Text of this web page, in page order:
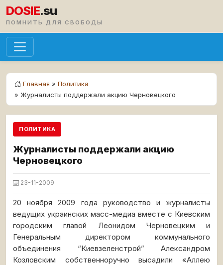
DOSIE.su
ПОМНИТЬ ДЛЯ СВОБОДЫ
Главная » Политика
» Журналисты поддержали акцию Черновецкого
ПОЛИТИКА
Журналисты поддержали акцию
Черновецкого
23-11-2009
20 ноября 2009 года руководство и журналисты
ведущих украинских масс-медиа вместе с Киевским
городским главой Леонидом Черновецким и
Генеральным директором коммунального
объединения “Киевзеленстрой” Александром
Козловским собственноручно высадили «Аллею